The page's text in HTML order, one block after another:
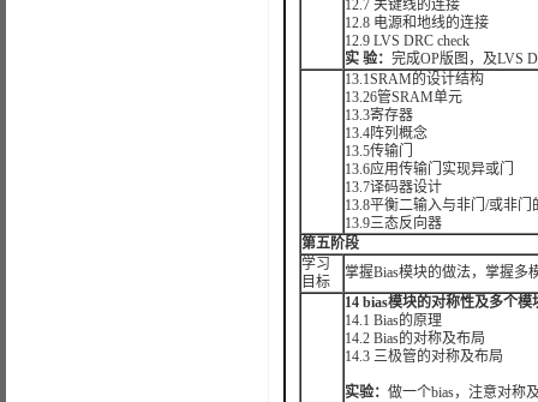
12.7 关键线的连接
12.8 电源和地线的连接
12.9 LVS DRC check
实 验： 完成OP版图，及LVS
13.1SRAM的设计结构
13.26管SRAM单元
13.3寄存器
13.4阵列概念
13.5传输门
13.6应用传输门实现异或门
13.7译码器设计
13.8平衡二输入与非门/或非门
13.9三态反向器
第五阶段
学习
目标
掌握Bias模块的做法，掌握多
14 bias模块的对称性及多个模
14.1 Bias的原理
14.2 Bias的对称及布局
14.3 三极管的对称及布局
实验： 做一个bias，注意对称